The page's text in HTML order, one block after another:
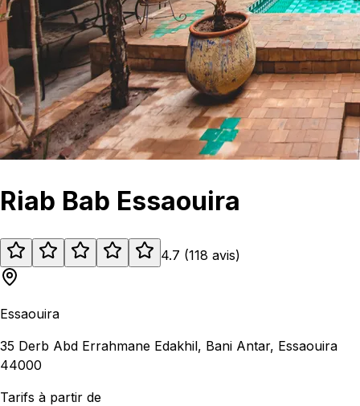
Riab Bab Essaouira
4.7 (118 avis)
Essaouira
35 Derb Abd Errahmane Edakhil, Bani Antar, Essaouira
44000
Tarifs à partir de